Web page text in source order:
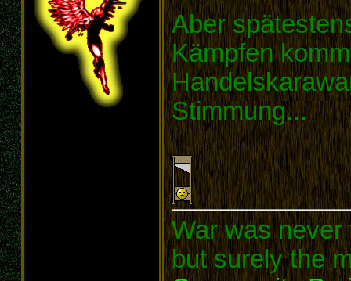
Aber
Kämpfen
Stimmung...
War was never
but surely the